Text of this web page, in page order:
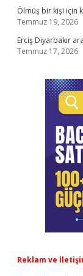
Ölmüş bir kişi için
Temmuz 19, 2026
Erciş Diyarbakır
Temmuz 17, 2026
Reklam ve